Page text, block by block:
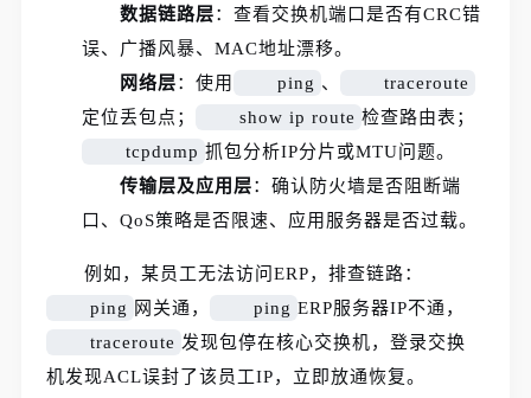
数据链路层：查看交换机端口是否有CRC错
误、广播风暴、MAC地址漂移。
网络层：使用 ping 、
traceroute
定位丢包点；
show ip route 检查路由表；
tcpdump 抓包分析IP分片或MTU问题。
传输层及应用层：确认防火墙是否阻断端
口、QoS策略是否限速、应用服务器是否过载。
例如，某员工无法访问ERP，排查链路：
ping
网关通， ping ERP服务器IP不通，
traceroute 发现包停在核心交换机，登录交换
机发现ACL误封了该员工IP，立即放通恢复。